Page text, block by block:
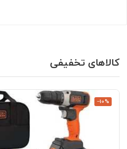
کالاهای تخفیفی
‎−10%